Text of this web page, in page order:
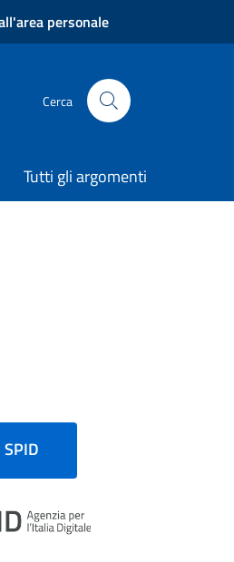
personale
Cerca
Tutti gli argomenti